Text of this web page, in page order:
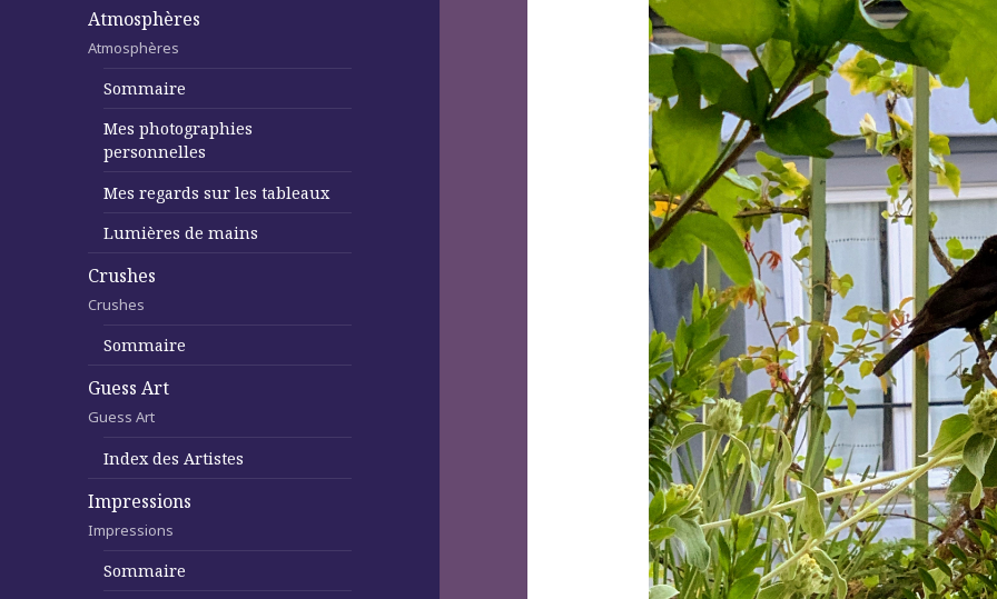
Atmosphères
Atmosphères
Sommaire
Mes photographies
personnelles
Mes regards sur les tableaux
Lumières de mains
Crushes
Crushes
Sommaire
Guess Art
Guess Art
Index des Artistes
Impressions
Impressions
Sommaire